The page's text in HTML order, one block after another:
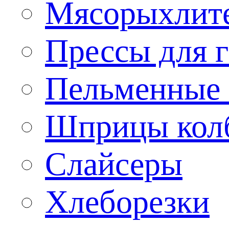
Прессы для
Пельменные
Шприцы
Слайсеры
Хлеборезки